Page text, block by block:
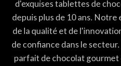
d'exquises tablettes de
depuis plus de 10 ans.
de la qualité et de
de confiance dans le
parfait de chocolat gourmet